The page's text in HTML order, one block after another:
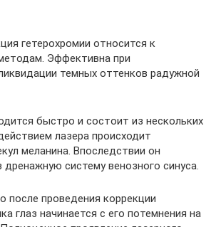
гетерохромии относится к
Эффективна при
темных оттенков радужной
быстро и состоит из нескольких
лазера происходит
меланина. Впоследствии он
систему венозного синуса.
после проведения коррекции
глаз начинается с его потемнения на